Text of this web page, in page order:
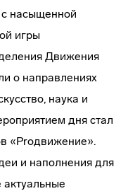
с насыщенной
игры
Движения
о направлениях
наука и
дня стал
«Proдвижение».
и наполнения для